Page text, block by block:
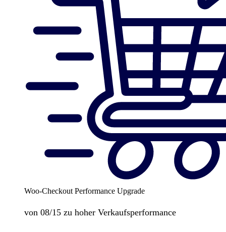
Woo-Checkout Performance Upgrade
von 08/15 zu hoher Verkaufsperformance